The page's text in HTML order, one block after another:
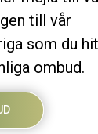
till vår
som du
ombud.